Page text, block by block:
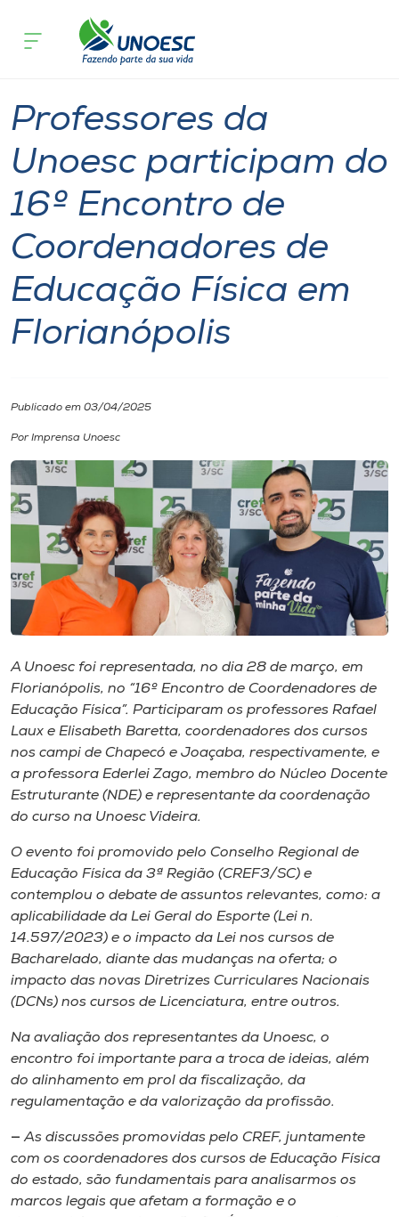
Cursos
Pesquisa
Atendimento ao Estudante
Portal de Ensino
Unoesc
I.nova
Diplomados
Cultura
CPA
Editora
Rádio
Museu
Unoesc
Store
Selecione
o idioma
A+
A-
Professores da
Unoesc participam do
16º Encontro de
Coordenadores de
Educação Física em
Florianópolis
Publicado em 03/04/2025
Por Imprensa Unoesc
A Unoesc foi representada, no dia 28 de março, em
Florianópolis, no “16º Encontro de Coordenadores de
Educação Física”. Participaram os professores Rafael
Laux e Elisabeth Baretta, coordenadores dos cursos
nos campi de Chapecó e Joaçaba, respectivamente, e
a professora Ederlei Zago, membro do Núcleo Docente
Estruturante (NDE) e representante da coordenação
do curso na Unoesc Videira.
O evento foi promovido pelo Conselho Regional de
Educação Física da 3ª Região (CREF3/SC) e
contemplou o debate de assuntos relevantes, como: a
aplicabilidade da Lei Geral do Esporte (Lei n.
14.597/2023) e o impacto da Lei nos cursos de
Bacharelado, diante das mudanças na oferta; o
impacto das novas Diretrizes Curriculares Nacionais
(DCNs) nos cursos de Licenciatura, entre outros.
Na avaliação dos representantes da Unoesc, o
encontro foi importante para a troca de ideias, além
do alinhamento em prol da fiscalização, da
regulamentação e da valorização da profissão.
—As discussões promovidas pelo CREF, juntamente
com os coordenadores dos cursos de Educação Física
do estado, são fundamentais para analisarmos os
marcos legais que afetam a formação e o